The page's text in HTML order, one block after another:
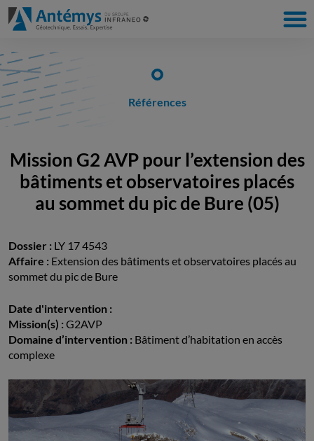
Références
Mission G2 AVP pour l’extension des
bâtiments et observatoires placés
au sommet du pic de Bure (05)
Dossier : LY 17 4543
Affaire : Extension des bâtiments et observatoires placés au
sommet du pic de Bure
Date d'intervention :
Mission(s) : G2AVP
Domaine d’intervention : Bâtiment d’habitation en accès
complexe